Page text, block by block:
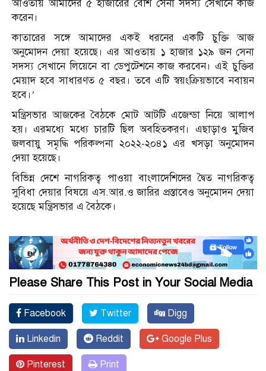
আওতায় আমাদের ৫ হাজারের বেশি সেনা সদস্য সেখানে কাজ
করেন।
কাতারের সঙ্গে আমাদের একই ধরনের একটি চুক্তি আজ
অনুমোদন দেয়া হয়েছে। এর আওতায় ১ হাজার ১২৯ জন সেনা
সদস্য সেখানে লিয়েনে বা ডেপুটেশনে কাজ করবেন। এই চুক্তির
মেয়াদ হবে সাধারণত ৫ বছর। তবে এটি স্বয়ংক্রিয়ভাবে নবায়ন
হবে।’
মন্ত্রিসভার আজকের বৈঠকে মোট আটটি এজেন্ডা নিয়ে আলাপ
হয়। এরমধ্যে মধ্যে চারটি ছিল অবহিতকরণ। এছাড়াও মুজিব
জলবায়ু সমৃদ্ধি পরিকল্পনা ২০২২-২০৪১ এর খসড়া অনুমোদন
দেয়া হয়েছে।
বিভিন্ন দেশে নাগরিকত্ব পাওয়া বাংলাদেশিদের দ্বৈত নাগরিকত্ব
সুবিধা দেয়ার বিষয়ে এস.আর.ও জারির প্রস্তাবেও অনুমোদন দেয়া
হয়েছে মন্ত্রিসভার এ বৈঠকে।
Please Share This Post in Your Social Media
Facebook Twitter Digg
Linkedin Reddit Google Plus
Pinterest Print